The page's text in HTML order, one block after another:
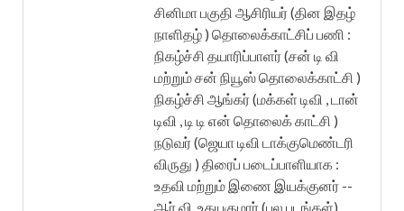
சினிமா பகுதி ஆசிரியர் (தின இதழ்
நாளிதழ் ) தொலைக்காட்சிப் பணி :
நிகழ்ச்சி தயாரிப்பாளர் (சன் டி வி
மற்றும் சன் நியூஸ் தொலைக்காட்சி )
நிகழ்ச்சி ஆங்கர் (மக்கள் டிவி , டான்
டிவி , டி டி என் தொலைக் காட்சி )
நடுவர் (ஜெயா டிவி டாக்குமெண்டரி
விருது ) திரைப் படைப்பாளியாக :
உதவி மற்றும் இணை இயக்குனர் --
ஆர்.வி. உதயகுமார் (பல படங்கள்)